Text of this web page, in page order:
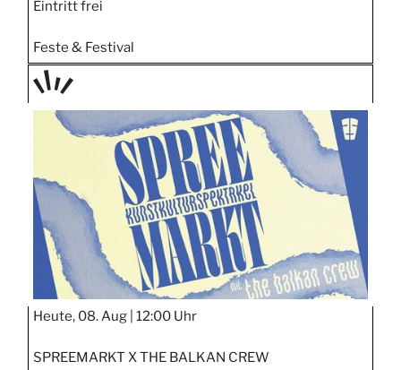
Eintritt frei
Feste & Festival
TAGE
STIPP
Heute, 08. Aug | 12:00 Uhr
SPREEMARKT X THE BALKAN CREW